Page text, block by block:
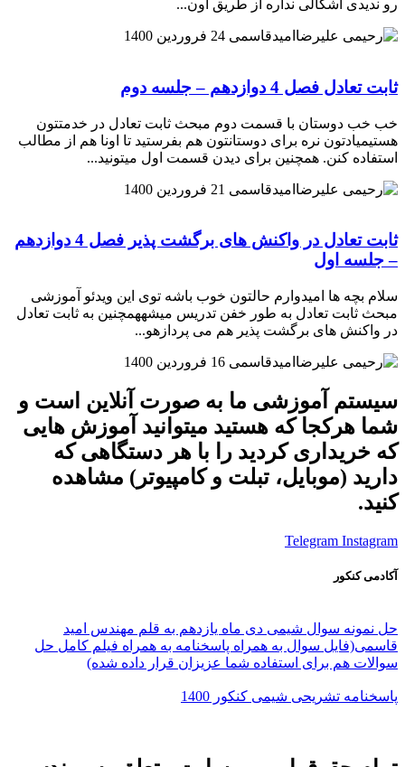
رو ندیدی اشکالی نداره از طریق اون...
امیدقاسمی 24 فروردین 1400
ثابت تعادل فصل 4 دوازدهم – جلسه دوم
خب خب دوستان با قسمت دوم مبحث ثابت تعادل در خدمتتون
هستیمیادتون نره برای دوستانتون هم بفرستید تا اونا هم از مطالب
استفاده کنن. همچنین برای دیدن قسمت اول میتونید...
امیدقاسمی 21 فروردین 1400
ثابت تعادل در واکنش های برگشت پذیر فصل 4 دوازدهم
– جلسه اول
سلام بچه ها امیدوارم حالتون خوب باشه توی این ویدئو آموزشی
مبحث ثابت تعادل به طور خفن تدریس میشههمچنین به ثابت تعادل
در واکنش های برگشت پذیر هم می پردازهو...
امیدقاسمی 16 فروردین 1400
سیستم آموزشی ما به صورت آنلاین است و
شما هرکجا که هستید میتوانید آموزش هایی
که خریداری کردید را با هر دستگاهی که
دارید (موبایل، تبلت و کامپیوتر) مشاهده
کنید.
Telegram Instagram
آکادمی کنکور
حل نمونه سوال شیمی دی ماه یازدهم به قلم مهندس امید
قاسمی(فایل سوال به همراه پاسخنامه به همراه فیلم کامل حل
سوالات هم برای استفاده شما عزیزان قرار داده شده)
پاسخنامه تشریحی شیمی کنکور 1400